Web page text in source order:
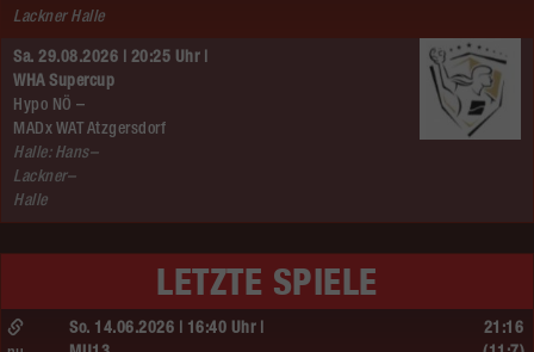
Lackner Halle
Sa. 29.08.2026 | 20:25 Uhr |
WHA Supercup
Hypo NÖ –
MADx WAT Atzgersdorf
Halle: Hans–
Lackner–
Halle
LETZTE SPIELE
So. 14.06.2026 | 16:40 Uhr |
21:16